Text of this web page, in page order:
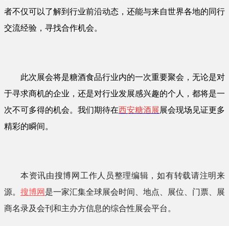
者不仅可以了解到行业前沿动态，还能与来自世界各地的同行
交流经验，寻找合作机会。
此次展会将是糖酒食品行业内的一次重要聚会，无论是对
于寻求商机的企业，还是对行业发展感兴趣的个人，都将是一
次不可多得的机会。我们期待在西安糖酒展展会现场见证更多
精彩的瞬间。
本资讯由搜博网工作人员整理编辑，如有转载请注明来
源。 搜博网 是一家汇集全球展会时间、地点、展位、门票、展
商名录及会刊和主办方信息的综合性展会平台。